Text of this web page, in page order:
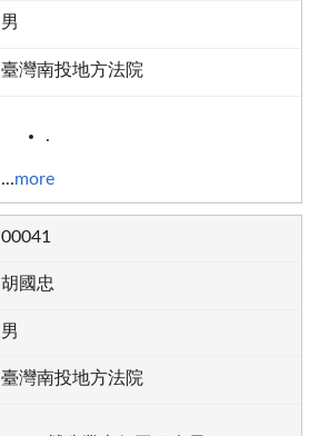
男
臺灣南投地方法院
.
...more
00041
胡國忠
男
臺灣南投地方法院